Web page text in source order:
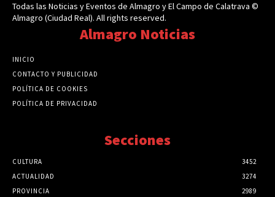
Todas las Noticias y Eventos de Almagro y El Campo de Calatrava ©
Almagro (Ciudad Real). All rights reserved.
Almagro Noticias
INICIO
CONTACTO Y PUBLICIDAD
POLÍTICA DE COOKIES
POLÍTICA DE PRIVACIDAD
Secciones
CULTURA
3452
ACTUALIDAD
3274
PROVINCIA
2989